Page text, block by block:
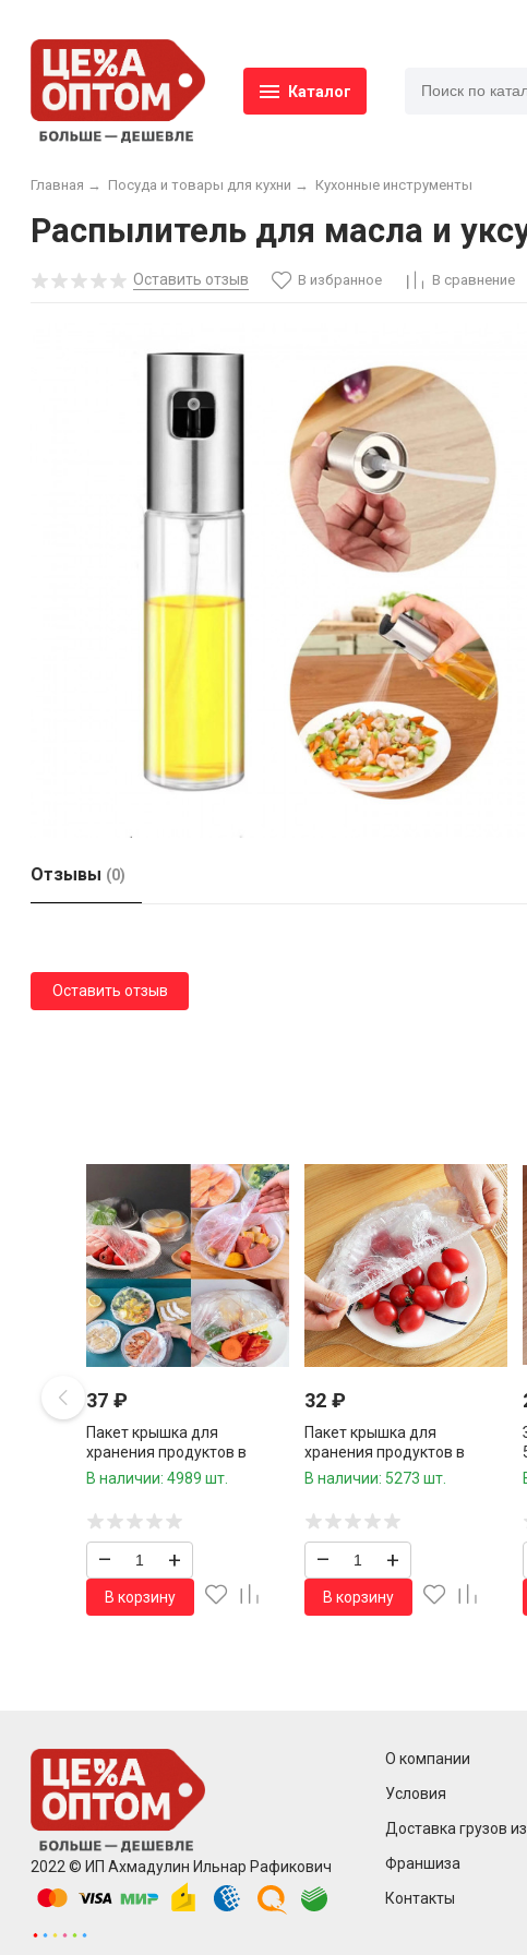
Каталог
Главная → Посуда и товары для кухни → Кухонные инструменты
Распылитель для масла и
Оставить отзыв В избранное В сравнение
Отзывы (0)
Оставить отзыв
37 ₽
Пакет крышка для
хранения продуктов в
сумочке 100 шт.39 см./600
В наличии: 4989 шт.
– +
В корзину
32 ₽
Пакет крышка для
хранения продуктов в
сумочке 100 шт.36 см./600
В наличии: 5273 шт.
– +
В корзину
2022 © ИП Ахмадулин Ильнар Рафикович
О компании
Условия
Доставка грузов
Франшиза
Контакты